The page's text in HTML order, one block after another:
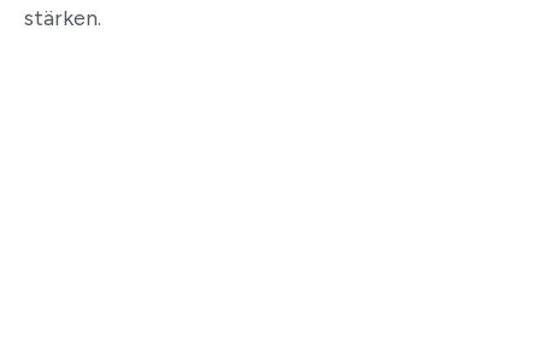
stärken.